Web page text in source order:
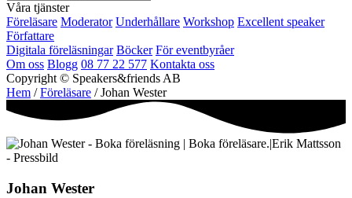
Våra tjänster
Föreläsare Moderator Underhållare Workshop Excellent speaker
Författare
Digitala föreläsningar Böcker För eventbyråer
Om oss Blogg 08 77 22 577 Kontakta oss
Copyright © Speakers&friends AB
Hem /Föreläsare / Johan Wester
Johan Wester